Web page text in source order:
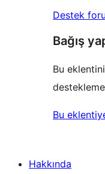
Destek
Bağış
Bu
Bu
Hakkında